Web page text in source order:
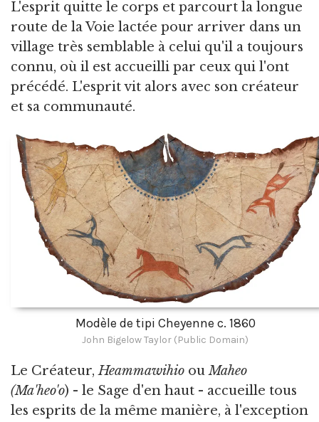
L'esprit quitte le corps et parcourt la longue
route de la Voie lactée pour arriver dans un
village très semblable à celui qu'il a toujours
connu, où il est accueilli par ceux qui l'ont
précédé. L'esprit vit alors avec son créateur
et sa communauté.
Modèle de tipi Cheyenne c. 1860
John Bigelow Taylor (Public Domain)
Le Créateur,Heammawihio ouMaheo
(Ma'heo'o) - le Sage d'en haut - accueille tous
les esprits de la même manière, à l'exception